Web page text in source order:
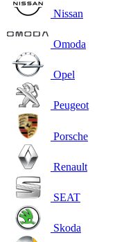
Nissan
Omoda
Opel
Peugeot
Porsche
Renault
SEAT
Skoda